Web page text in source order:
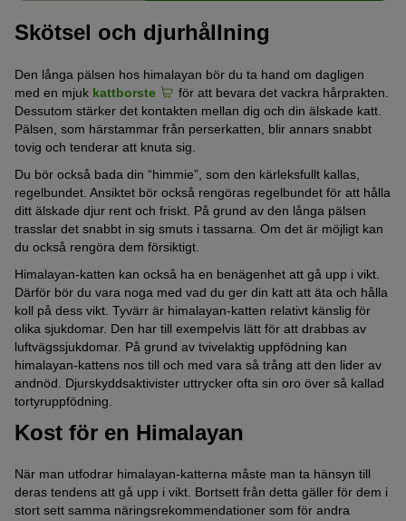
Skötsel och djurhållning
Den långa pälsen hos himalayan bör du ta hand om dagligen
med en mjuk kattborste
för att bevara det vackra hårprakten.
Dessutom stärker det kontakten mellan dig och din älskade katt.
Pälsen, som härstammar från perserkatten, blir annars snabbt
tovig och tenderar att knuta sig.
Du bör också bada din “himmie”, som den kärleksfullt kallas,
regelbundet. Ansiktet bör också rengöras regelbundet för att hålla
ditt älskade djur rent och friskt. På grund av den långa pälsen
trasslar det snabbt in sig smuts i tassarna. Om det är möjligt kan
du också rengöra dem försiktigt.
Himalayan-katten kan också ha en benägenhet att gå upp i vikt.
Därför bör du vara noga med vad du ger din katt att äta och hålla
koll på dess vikt. Tyvärr är himalayan-katten relativt känslig för
olika sjukdomar. Den har till exempelvis lätt för att drabbas av
luftvägssjukdomar. På grund av tvivelaktig uppfödning kan
himalayan-kattens nos till och med vara så trång att den lider av
andnöd. Djurskyddsaktivister uttrycker ofta sin oro över så kallad
tortyruppfödning.
Kost för en Himalayan
När man utfodrar himalayan-katterna måste man ta hänsyn till
deras tendens att gå upp i vikt. Bortsett från detta gäller för dem i
stort sett samma näringsrekommendationer som för andra